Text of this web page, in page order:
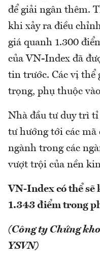
để giải ngân thêm.
khi xảy ra điều
giá quanh 1.300
của VN-Index đã
tin trước. Các vị thể
trọng, phụ thuộc
Nhà đầu tư duy trì
tư hướng tới các mã
ngành trong các
vượt trội của nền
VN-Index có thể sẽ
1.343 điểm trong
(Công ty Chứng
YSVN)